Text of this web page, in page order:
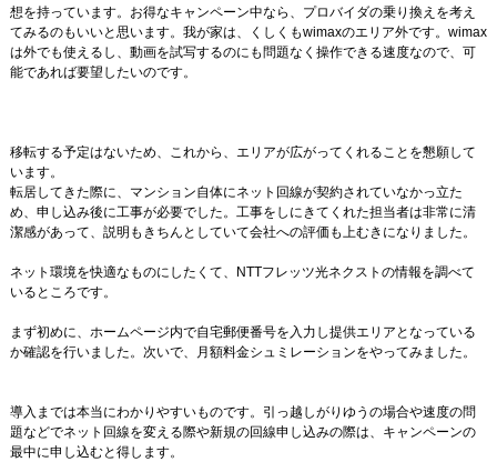
想を持っています。お得なキャンペーン中なら、プロバイダの乗り換えを考え
てみるのもいいと思います。我が家は、くしくもwimaxのエリア外です。wimax
は外でも使えるし、動画を試写するのにも問題なく操作できる速度なので、可
能であれば要望したいのです。
移転する予定はないため、これから、エリアが広がってくれることを懇願して
います。
転居してきた際に、マンション自体にネット回線が契約されていなかっ立た
め、申し込み後に工事が必要でした。工事をしにきてくれた担当者は非常に清
潔感があって、説明もきちんとしていて会社への評価も上むきになりました。
ネット環境を快適なものにしたくて、NTTフレッツ光ネクストの情報を調べて
いるところです。
まず初めに、ホームページ内で自宅郵便番号を入力し提供エリアとなっている
か確認を行いました。次いで、月額料金シュミレーションをやってみました。
導入までは本当にわかりやすいものです。引っ越しがりゆうの場合や速度の問
題などでネット回線を変える際や新規の回線申し込みの際は、キャンペーンの
最中に申し込むと得します。